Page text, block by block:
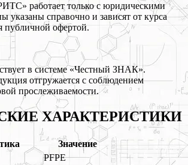
работает только с юридическими
справочно и зависят от курса
публичной офертой.
в системе «Честный ЗНАК».
отгружается с соблюдением
прослеживаемости.
ХАРАКТЕРИСТИКИ
Значение
PFPE